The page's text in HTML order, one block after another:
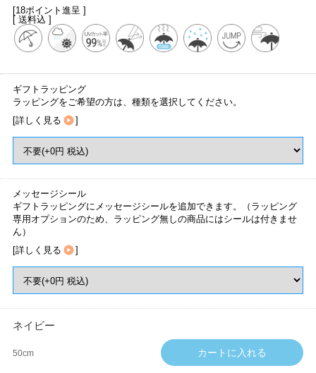
[18ポイント進呈 ]
[ 送料込 ]
ギフトラッピング
ラッピングをご希望の方は、種類を選択してください。
[詳しく見る ]
メッセージシール
ギフトラッピングにメッセージシールを追加できます。（ラッピング
専用オプションのため、ラッピング無しの商品にはシールは付きませ
ん）
[詳しく見る ]
ネイビー
50cm